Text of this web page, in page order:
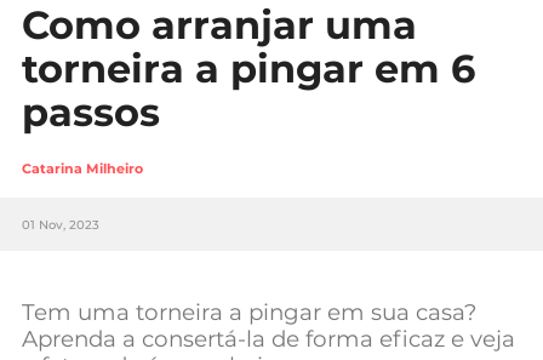
Carreira
Casa
Lifestyle
Sociedade
Negócios
Como arranjar uma
torneira a pingar em 6
passos
Catarina Milheiro
01 Nov, 2023
Tem uma torneira a pingar em sua casa?
Aprenda a consertá-la de forma eficaz e veja